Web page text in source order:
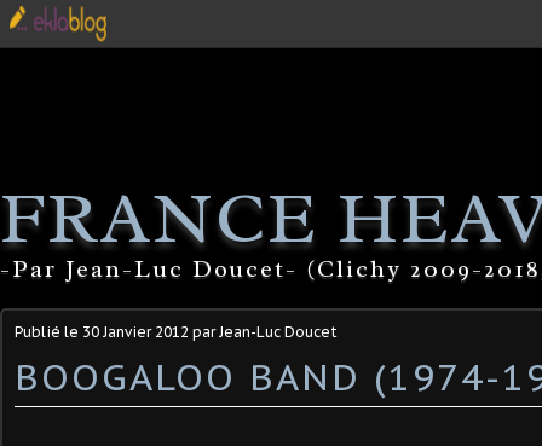
FRANCE
-Par Jean-Luc Doucet- (Clichy 2009-
Publié le 30 Janvier 2012 par Jean-Luc Doucet
BOOGALOO BAND (1974-